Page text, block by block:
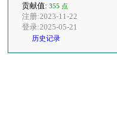
贡献值:355 点
注册:2023-11-22
登录:2025-05-21
历史记录